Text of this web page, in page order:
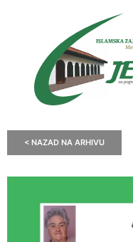
< NAZAD NA ARHIVU